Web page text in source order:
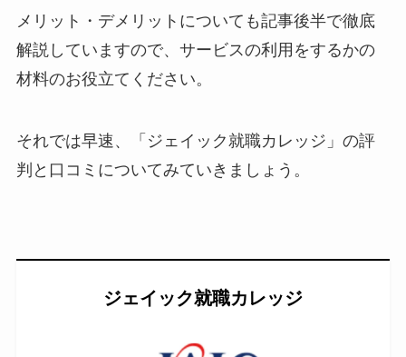
メリット・デメリットについても記事後半で徹底
解説していますので、サービスの利用をするかの
材料のお役立てください。
それでは早速、「ジェイック就職カレッジ」の評
判と口コミについてみていきましょう。
ジェイック就職カレッジ